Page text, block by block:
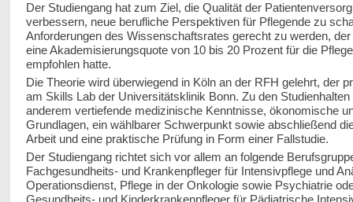
Der Studiengang hat zum Ziel, die Qualität der
verbessern, neue berufliche Perspektiven für Pflegende zu
Anforderungen des Wissenschaftsrates gerecht zu werden,
eine Akademisierungsquote von 10 bis 20 Prozent für die
empfohlen hatte.
Die Theorie wird überwiegend in Köln an der RFH gelehrt, der
am Skills Lab der Universitätsklinik Bonn. Zu den Studienhalten
anderem vertiefende medizinische Kenntnisse, ökonomische
Grundlagen, ein wählbarer Schwerpunkt sowie abschließend
Arbeit und eine praktische Prüfung in Form einer Fallstudie.
Der Studiengang richtet sich vor allem an folgende
Fachgesundheits- und Krankenpfleger für Intensivpflege und
Operationsdienst, Pflege in der Onkologie sowie Psychiatrie
Gesundheits- und Kinderkrankenpfleger für Pädiatrische